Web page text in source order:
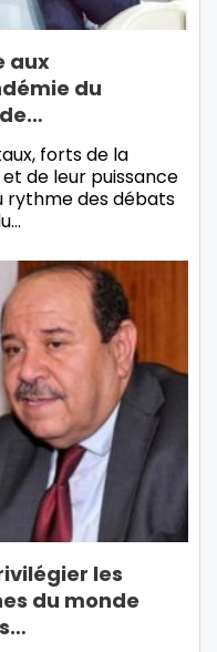
aux
du
forts de la
de leur puissance
rythme des débats
les
du monde